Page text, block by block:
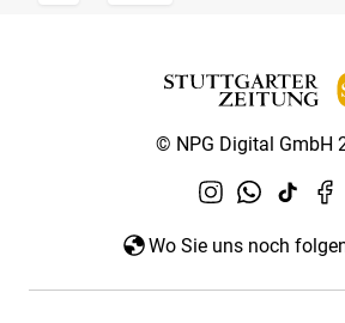
© NPG Digital GmbH
Wo Sie uns noch